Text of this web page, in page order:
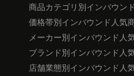
商品カテゴリ別インバウン
価格帯別インバウンド人気
メーカー別インバウンド人
ブランド別インバウンド人
店舗業態別インバウンド人